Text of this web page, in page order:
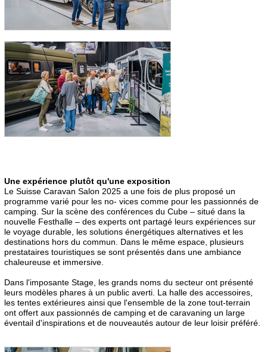
Une expérience plutôt qu'une exposition
Le Suisse Caravan Salon 2025 a une fois de plus proposé un
programme varié pour les no- vices comme pour les passionnés de
camping. Sur la scène des conférences du Cube – situé dans la
nouvelle Festhalle – des experts ont partagé leurs expériences sur
le voyage durable, les solutions énergétiques alternatives et les
destinations hors du commun. Dans le même espace, plusieurs
prestataires touristiques se sont présentés dans une ambiance
chaleureuse et immersive.
Dans l'imposante Stage, les grands noms du secteur ont présenté
leurs modèles phares à un public averti. La halle des accessoires,
les tentes extérieures ainsi que l'ensemble de la zone tout-terrain
ont offert aux passionnés de camping et de caravaning un large
éventail d'inspirations et de nouveautés autour de leur loisir préféré.